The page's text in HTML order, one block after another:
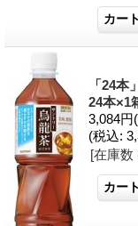
「24
24本
3,084円
(税込:
[在庫